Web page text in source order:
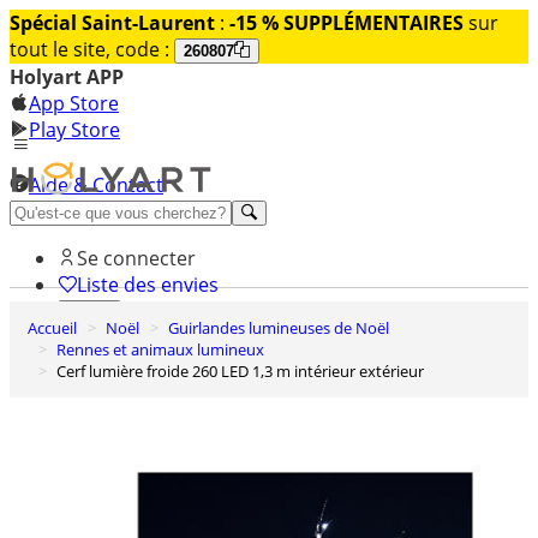
Spécial Saint-Laurent : -15 % SUPPLÉMENTAIRESsur
tout le site, code :
260807
Holyart APP
App Store
Play Store
Aide & Contact
Découvrez Premium
Se connecter
Liste des envies
0
Panier
Accueil Noël
Guirlandes lumineuses de Noël
Rennes et animaux lumineux
Cerf lumière froide 260 LED 1,3 m intérieur extérieur